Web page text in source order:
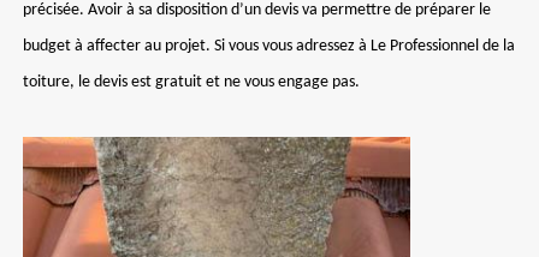
précisée. Avoir à sa disposition d’un devis va permettre de préparer le
budget à affecter au projet. Si vous vous adressez à Le Professionnel de la
toiture, le devis est gratuit et ne vous engage pas.